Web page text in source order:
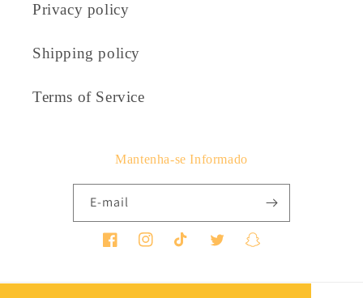
Privacy policy
Shipping policy
Terms of Service
Mantenha-se Informado
E-mail
FacebookInstagramTikTokTwitterSnapchat